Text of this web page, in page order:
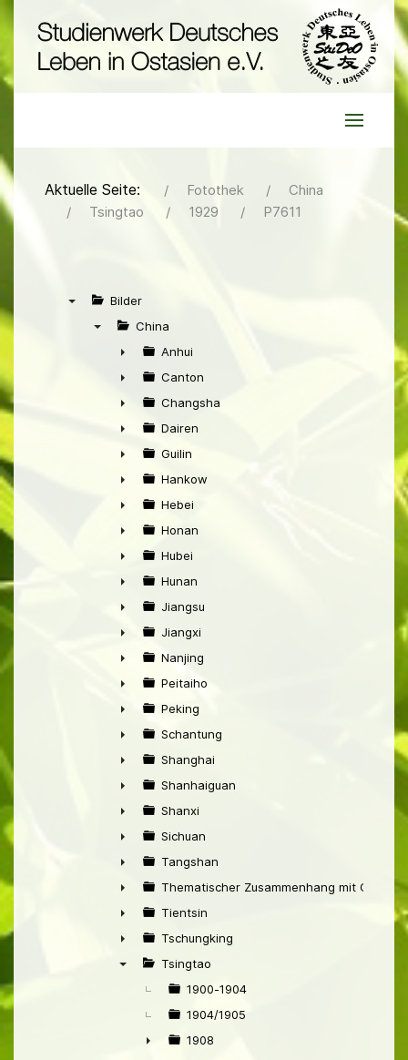
Aktuelle Seite: Fotothek
China
Tsingtao
1929 P7611
Bilder
China
►
Anhui
►
Canton
►
Changsha
►
Dairen
►
Guilin
►
Hankow
►
Hebei
►
Honan
►
Hubei
►
Hunan
►
Jiangsu
►
Jiangxi
►
Nanjing
►
Peitaiho
►
Peking
►
Schantung
►
Shanghai
►
Shanhaiguan
►
Shanxi
►
Sichuan
►
Tangshan
►
Thematischer Zusammenhang mit China
►
Tientsin
►
Tschungking
Tsingtao
1900-1904
1904/1905
1908